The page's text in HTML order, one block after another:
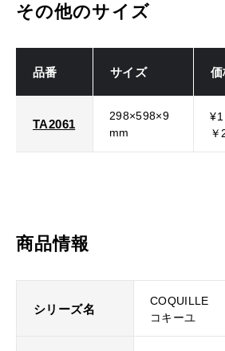
その他のサイズ
品番 サイズ
TA2061
298×598×9
mm
商品情報
シリーズ名
COQUILLE
コキーユ